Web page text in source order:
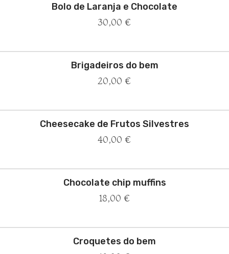
Bolo de Laranja e Chocolate
30,00 €
Brigadeiros do bem
20,00 €
Cheesecake de Frutos Silvestres
40,00 €
Chocolate chip muffins
18,00 €
Croquetes do bem